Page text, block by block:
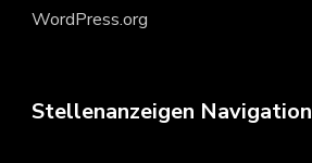
WordPress.org
Stellenanzeigen Navigation